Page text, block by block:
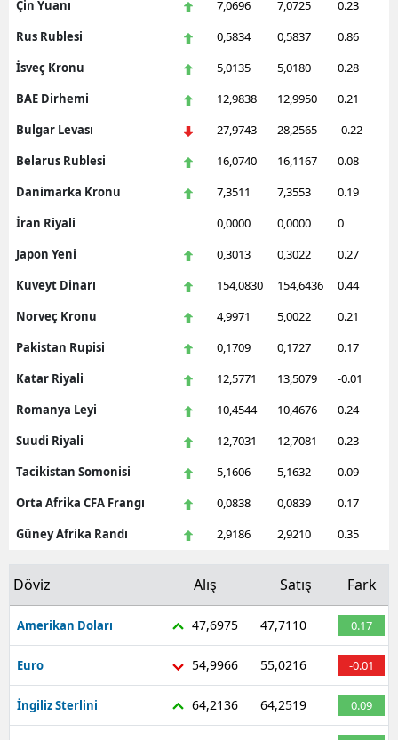
Çin Yuanı
7,0696 7,0725
0.23
Rus Rublesi
0,5834 0,5837
0.86
İsveç Kronu
5,0135 5,0180
0.28
BAE Dirhemi
12,9838 12,9950
0.21
Bulgar Levası
27,9743 28,2565
-0.22
Belarus Rublesi
16,0740 16,1167
0.08
Danimarka Kronu
7,3511 7,3553
0.19
İran Riyali
0,0000 0,0000
0
Japon Yeni
0,3013 0,3022
0.27
Kuveyt Dinarı
154,0830 154,6436
0.44
Norveç Kronu
4,9971 5,0022
0.21
Pakistan Rupisi
0,1709 0,1727
0.17
Katar Riyali
12,5771 13,5079
-0.01
Romanya Leyi
10,4544 10,4676
0.24
Suudi Riyali
12,7031 12,7081
0.23
Tacikistan Somonisi
5,1606 5,1632
0.09
Orta Afrika CFA Frangı
0,0838 0,0839
0.17
Güney Afrika Randı
2,9186 2,9210 0.35
Döviz Alış Satış Fark
Amerikan Doları 47,6975 47,7110 0.17
Euro 54,9966 55,0216 -0.01
İngiliz Sterlini 64,2136 64,2519 0.09